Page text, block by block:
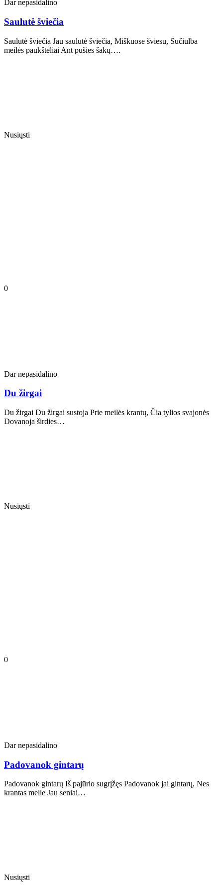
Dar nepasidalino
Saulutė šviečia
Saulutė šviečia Jau saulutė šviečia, Miškuose šviesu, Sučiulba
meilės paukšteliai Ant pušies šakų….
Nusiųsti
0
Dar nepasidalino
Du žirgai
Du žirgai Du žirgai sustoja Prie meilės krantų, Čia tylios svajonės
Dovanoja širdies…
Nusiųsti
0
Dar nepasidalino
Padovanok gintarų
Padovanok gintarų Iš pajūrio sugrįžęs Padovanok jai gintarų, Nes
krantas meile Jau seniai…
Nusiųsti